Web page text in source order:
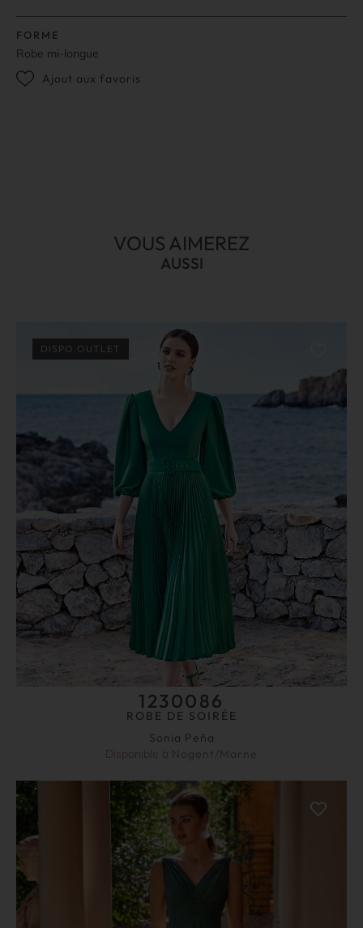
FORME
Robe mi-longue
Ajout aux favoris
VOUS AIMEREZ
AUSSI
DISPO OUTLET
1230086
ROBE DE SOIRÉE
Sonia Peña
Disponible à Nogent/Marne